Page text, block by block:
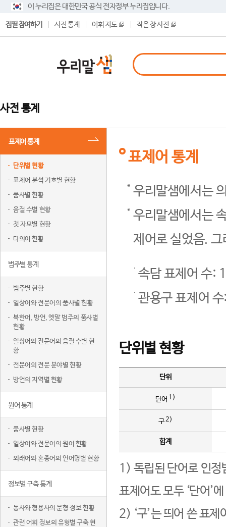
이 누리집은 대한민국 공식 전자정부 누리집입니다.
집필 참여하기 사전 통계 어휘 지도 작은 창 사전
사전 통계
표제어 통계
단위별 현황
표제어 분석 기호별 현황
품사별 현황
음절 수별 현황
첫 자모별 현황
다의어 현황
범주별 통계
범주별 현황
일상어와 전문어의 품사별 현황
북한어, 방언, 옛말 범주의 품사별
현황
일상어와 전문어의 음절 수별 현
황
전문어의 전문 분야별 현황
방언의 지역별 현황
원어 통계
품사별 현황
일상어와 전문어의 원어 현황
외래어와 혼종어의 언어명별 현황
정보별 구축 통계
동사와 형용사의 문형 정보 현황
관련 어휘 정보의 유형별 구축 현
표제어 통계
우리말샘에서는
우리말샘에서는
제어로 실었음.
속담 표제어 수:
관용구 표제어
단위별 현황
단위
단어 1)
구2)
합계
1) 독립된 단어로 인정
표제어도 모두 ‘단어’
2) ‘구’는 띄어 쓴 표